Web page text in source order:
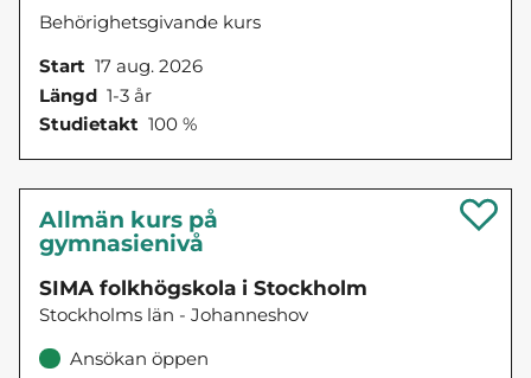
Behörighetsgivande kurs
Start 17 aug. 2026
Längd 1-3 år
Studietakt 100 %
Allmän kurs på
gymnasienivå
SIMA folkhögskola i Stockholm
Stockholms län - Johanneshov
Ansökan öppen